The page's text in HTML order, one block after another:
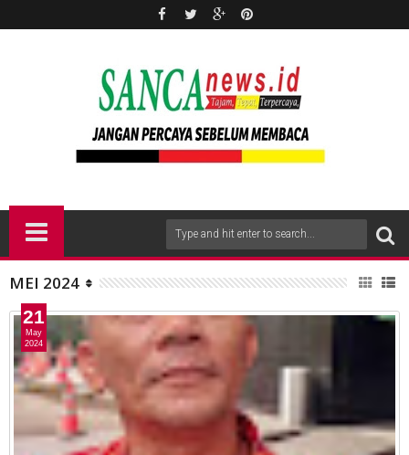
MEI 2024
21
May
2024